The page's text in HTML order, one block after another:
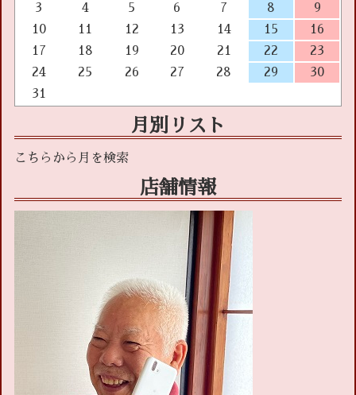
3
4 5 6 7 8
9
10
11 12 13 14 15
16
17
18 19 20 21 22
23
24
25 26 27 28 29
30
31
月別リスト
店舗情報